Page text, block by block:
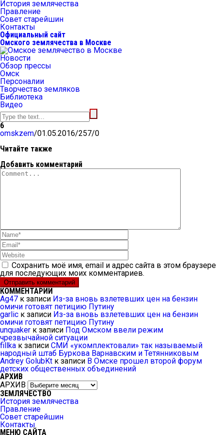
История землячества
Правление
Совет старейшин
Контакты
Официальный сайт
Омского землячества в Москве
Новости
Обзор прессы
Омск
Персоналии
Творчество земляков
Библиотека
Видео
6
omskzem/01.05.2016/257/0
Читайте также
Добавить комментарий
Сохранить моё имя, email и адрес сайта в этом браузере
для последующих моих комментариев.
КОММЕНТАРИИ
Ag47 к записи Из-за вновь взлетевших цен на бензин
омичи готовят петицию Путину
garlic к записи Из-за вновь взлетевших цен на бензин
омичи готовят петицию Путину
unquaker к записи Под Омском ввели режим
чрезвычайной ситуации
fillka к записи СМИ «укомплектовали» так называемый
народный штаб Буркова Варнавским и Тетянниковым
Andrey GolubKt к записи В Омске прошел второй форум
детских общественных объединений
АРХИВ
АРХИВ
ЗЕМЛЯЧЕСТВО
История землячества
Правление
Совет старейшин
Контакты
МЕНЮ САЙТА